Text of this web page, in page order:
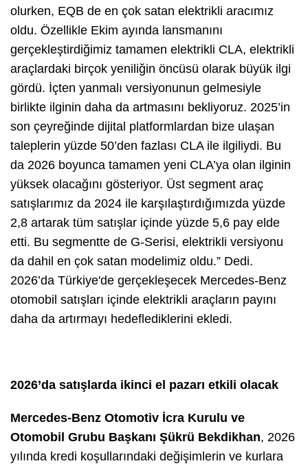
olurken, EQB de en çok satan elektrikli aracımız
oldu. Özellikle Ekim ayında lansmanını
gerçekleştirdiğimiz tamamen elektrikli CLA, elektrikli
araçlardaki birçok yeniliğin öncüsü olarak büyük ilgi
gördü. İçten yanmalı versiyonunun gelmesiyle
birlikte ilginin daha da artmasını bekliyoruz. 2025’in
son çeyreğinde dijital platformlardan bize ulaşan
taleplerin yüzde 50’den fazlası CLA ile ilgiliydi. Bu
da 2026 boyunca tamamen yeni CLA’ya olan ilginin
yüksek olacağını gösteriyor. Üst segment araç
satışlarımız da 2024 ile karşılaştırdığımızda yüzde
2,8 artarak tüm satışlar içinde yüzde 5,6 pay elde
etti. Bu segmentte de G-Serisi, elektrikli versiyonu
da dahil en çok satan modelimiz oldu.” Dedi.
2026’da Türkiye'de gerçekleşecek Mercedes-Benz
otomobil satışları içinde elektrikli araçların payını
daha da artırmayı hedeflediklerini ekledi.
2026’da satışlarda ikinci el pazarı etkili olacak
Mercedes-Benz Otomotiv İcra Kurulu ve
Otomobil Grubu Başkanı Şükrü Bekdikhan, 2026
yılında kredi koşullarındaki değişimlerin ve kurlara